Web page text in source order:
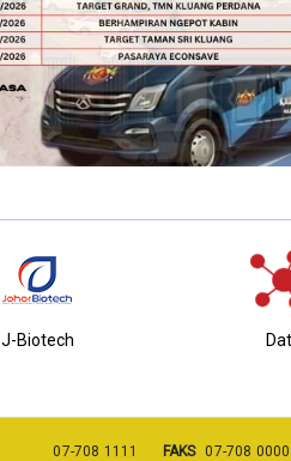
J-Biotech
07-708 1111 FAKS 07-708 0000